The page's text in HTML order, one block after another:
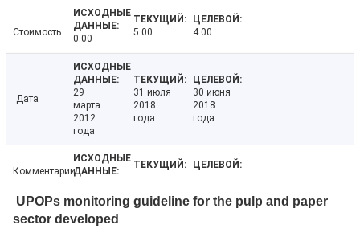
Стоимость
0.00
5.00 4.00
Дата
29
марта
2012
года
31 июля
2018
года
30 июня
2018
года
Комментарии
UPOPs monitoring guideline for the pulp and paper
sector developed